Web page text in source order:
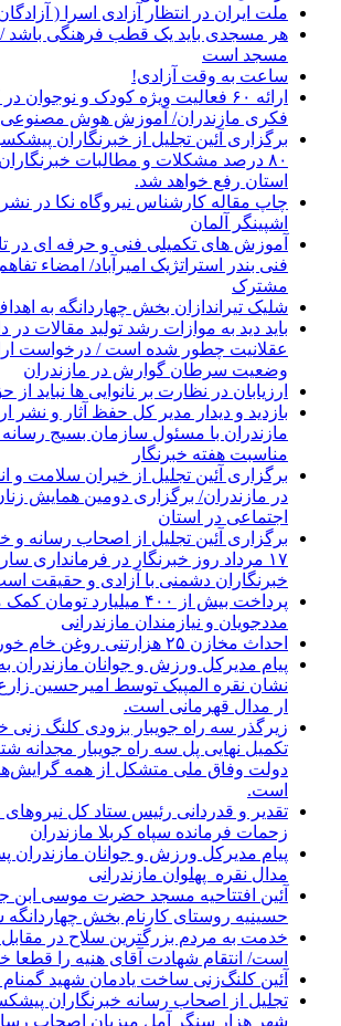
ملت ایران در انتظار آزادی اسرا (
هر مسجدی باید یک قطب فرهنگی باشد /
مسجد است
ساعت به وقت آزادی!
ارائه ۶۰ فعالیت ویژه کودک و
فکری مازندران/ آموزش هوش مصنوعی
برگزاری آئین تجلیل از خبرنگاران
۸۰ درصد مشکلات و مطالبات
استان رفع خواهد شد.
چاپ مقاله کارشناس نيروگاه نكا در
اشپینگر آلمان
آموزش های تکمیلی فنی و حرفه ای در
فنی بندر استراتژیک امیرآباد/ امضاء
مشترک
شلیک تیراندازان بخش چهاردانگه به
باید دید به موازات رشد تولید مقالات در
عقلانیت چطور شده است / درخواست
وضعیت سرطان گوارش در مازندران
ارزیابان در نظارت بر نانوایی ها نباید
بازدید و دیدار مدیر کل حفظ آثار و
مازندران با مسئول سازمان بسیج رسانه
مناسبت هفته خبرنگار
برگزاری آئین تجلیل از خیران سلامت و
در مازندران/ برگزاری دومین همایش
اجتماعی در استان
برگزاری آئین تجلیل از اصحاب رسانه و
۱۷ مرداد روز خبرنگار در فرمانداری
خبرنگاران دشمنی با آزادی و حقیقت
پرداخت بیش از ۴۰۰ میلیارد
مددجویان و نیازمندان مازندرانی
احداث مخازن ۲۵ هزارتنی روغن خام خوراکی در مازندران
پیام مدیرکل ورزش و جوانان
نشان نقره المپیک توسط امیرحسین زارع /
ار مدال قهرمانی است.
زیرگذر سه راه جویبار بزودی کلنگ زنی
تکمیل نهایی پل سه راه جویبار
دولت وفاق ملی متشکل از همه
است.
تقدیر و قدردانی رئیس ستاد کل
زحمات فرمانده سپاه کربلا مازندران
پیام مدیرکل ورزش و جوانان
مدال نقره پهلوان مازندرانی
آئین افتتاحیه مسجد حضرت موسی ابن
حسینیه روستای کارنام بخش
خدمت به مردم بزرگترین سلاح در مقابل
است/ انتقام شهادت آقای هنیه را قطعا
آئین کلنگ‌زنی ساخت یادمان شهید
تجلیل از اصحاب رسانه خبرنگاران
شهر هزار سنگر آمل میزبان اصحاب